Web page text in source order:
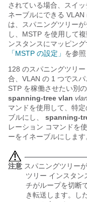
されている場合、スイ
ネーブルにできる
は、スパニングツリー
し、MSTP を使用して
ンスタンスにマッピン
「MSTP の設定」 を参照
128 のスパニングツリ
合、VLAN の 1 つでスパ
STP を稼働させたい別
spanning-tree vlan
マンドを使用して、特
ブルにし、
spanning-
レーション コマンドを
ーをイネーブルにします
注意 スパニングツリー
ツリー インスタン
チがループを切断
き転送します。し